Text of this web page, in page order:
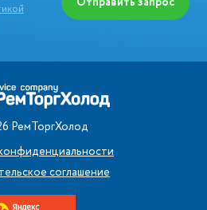
РемТоргХолод
соглашение